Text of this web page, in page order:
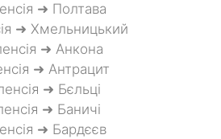
➜ Полтава
➜ Хмельницький
➜ Анкона
➜ Антрацит
➜ Бєльці
➜ Баничі
➜ Бардєєв